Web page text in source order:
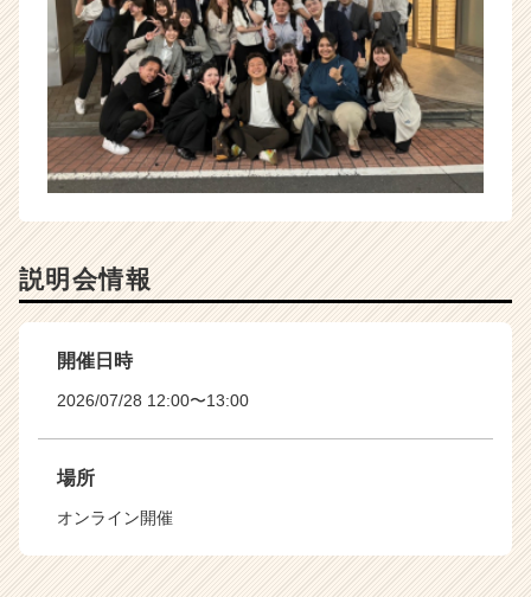
説明会情報
開催日時
2026/07/28 12:00〜13:00
場所
オンライン開催